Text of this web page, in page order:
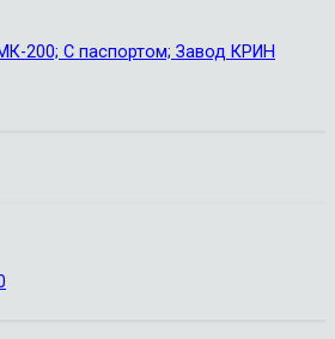
200; С паспортом; Завод КРИН